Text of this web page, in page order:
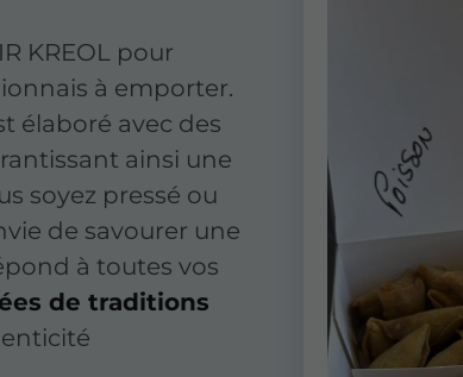
KREOL pour
à emporter.
élaboré avec des
ainsi une
soyez pressé ou
de savourer une
à toutes vos
de traditions